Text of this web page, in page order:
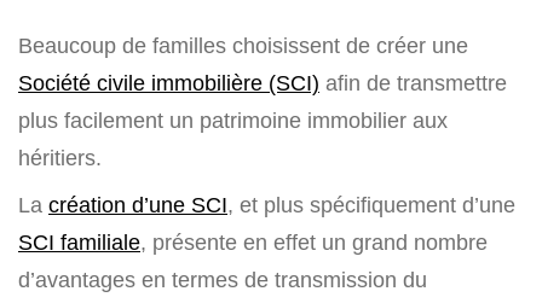
Beaucoup de familles choisissent de créer une
Société civile immobilière (SCI) afin de transmettre
plus facilement un patrimoine immobilier aux
héritiers.
La création d’une SCI, et plus spécifiquement d’une
SCI familiale, présente en effet un grand nombre
d’avantages en termes de transmission du